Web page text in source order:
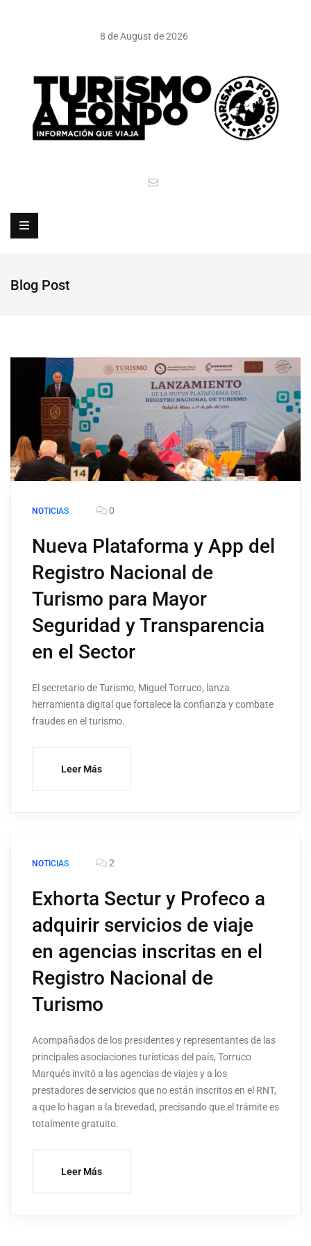
8 de August de 2026
Blog Post
NOTICIAS 0
Nueva Plataforma y App del
Registro Nacional de
Turismo para Mayor
Seguridad y Transparencia
en el Sector
El secretario de Turismo, Miguel Torruco, lanza
herramienta digital que fortalece la confianza y combate
fraudes en el turismo.
Leer Más
NOTICIAS 2
Exhorta Sectur y Profeco a
adquirir servicios de viaje
en agencias inscritas en el
Registro Nacional de
Turismo
Acompañados de los presidentes y representantes de las
principales asociaciones turísticas del país, Torruco
Marqués invitó a las agencias de viajes y a los
prestadores de servicios que no están inscritos en el RNT,
a que lo hagan a la brevedad, precisando que el trámite es
totalmente gratuito.
Leer Más